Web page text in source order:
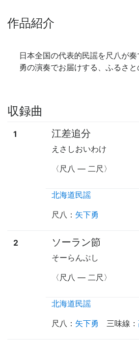
作品紹介
日本全国の代表的民謡を尺八が
勇の演奏でお届けする、ふるさ
収録曲
1 江差追分
えさしおいわけ
〈尺八 — 二尺〉
北海道民謡
尺八 ： 矢下勇
2 ソーラン節
そーらんぶし
〈尺八 — 二尺〉
北海道民謡
尺八 ： 矢下勇 三味線 ：